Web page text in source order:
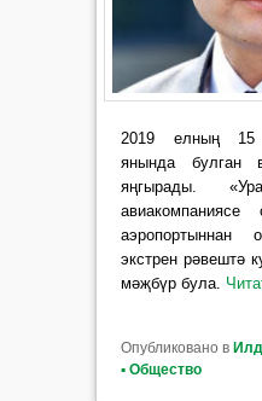
2019 елның 15
янында булган
яңгырады.
аэропортыннан
экстрен рәвештә
мәҗбүр була.
Опубликовано в
▪ Общество